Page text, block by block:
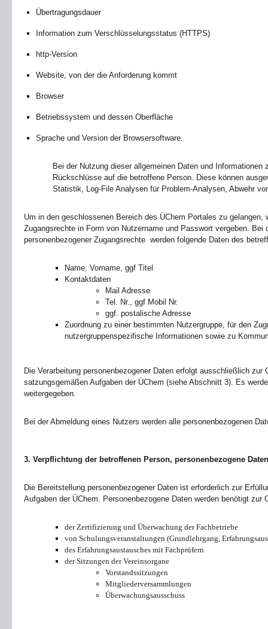
Übertragungsdauer
Information zum Verschlüsselungsstatus (HTTPS)
http-Version
Website, von der die Anforderung kommt
Browser
Betriebssystem und dessen Oberfläche
Sprache und Version der Browsersoftware.
Bei der Nutzung dieser allgemeinen Daten und Informationen
Rückschlüsse auf die betroffene Person. Diese können
Statistik, Log-File Analysen für Problem-Analysen, Abwehr
Um in den geschlossenen Bereich des ÜChem Portales zu gelangen,
Zugangsrechte in Form von Nutzername und Passwort vergeben. Bei
personenbezogener Zugangsrechte werden folgende Daten des
Name, Vorname, ggf Titel
Kontaktdaten
Mail Adresse
Tel. Nr., ggf Mobil Nr.
ggf. postalische Adresse
Zuordnung zu einer bestimmten Nutzergruppe, für den
nutzergruppenspezifische Informationen sowie zu
Die Verarbeitung personenbezogener Daten erfolgt ausschließlich zur
satzungsgemäßen Aufgaben der ÜChem (siehe Abschnitt 3). Es
weitergegeben.
Bei der Abmeldung eines Nutzers werden alle personenbezogenen
3. Verpflichtung der betroffenen Person, personenbezogene
Die Bereitstellung personenbezogener Daten ist erforderlich zur
Aufgaben der ÜChem. Personenbezogene Daten werden benötigt zur
der Zertifizierung und Überwachung der Fachbetriebe
von Schulungsveranstaltungen (Grundlehrgang,
des Erfahrungsaustausches mit Fachprüfern
der Sitzungen der Vereinsorgane
Vorstandssitzungen
Mitgliederversammlungen
Überwachungsausschuss